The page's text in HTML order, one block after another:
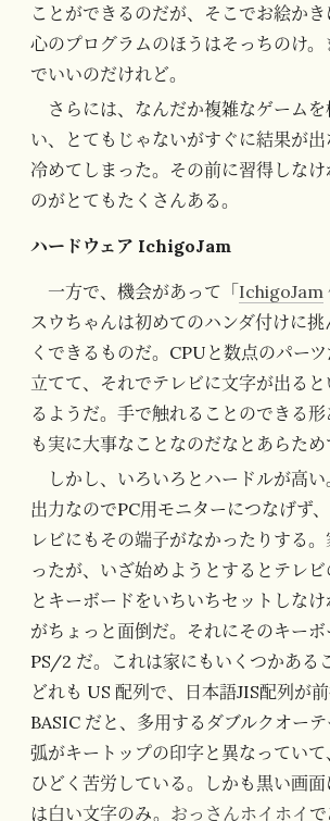
ことができるのだが、そこでお絵か
心のプログラムのほうはそっちのけ
でいいのだけれど。
さらには、なんだか複雑なゲームを
い、とてもじゃないがすぐに結果が
冷めてしまった。その前に習得しなけ
のがとてもたくさんある。
ハードウェア IchigoJam
一方で、機会があって「IchigoJam
スウちゃんは初めてのハンダ付けに挑
くできるものだ。CPUと数点のパー
立てて、それでテレビに文字が出る
るようだ。手で触れることのできる形
も実に大事なことなのだなとあらため
しかし、いろいろとハードルが高
出力なのでPC用モニターにつなげず
レビにもその端子がなかったりする
ったが、いざ始めようとするとテレ
とキーボードをいちいちセットしな
がちょっと面倒だ。それにそのキーボ
PS/2 だ。これは家にもいくつかある
どれも US 配列で、日本語JIS配列が
BASIC だと、多用するダブルクオー
弧がキートップの印字と異なってい
ひどく苦労している。しかも黒い画
は白い文字のみ。 おっさんホイホイ